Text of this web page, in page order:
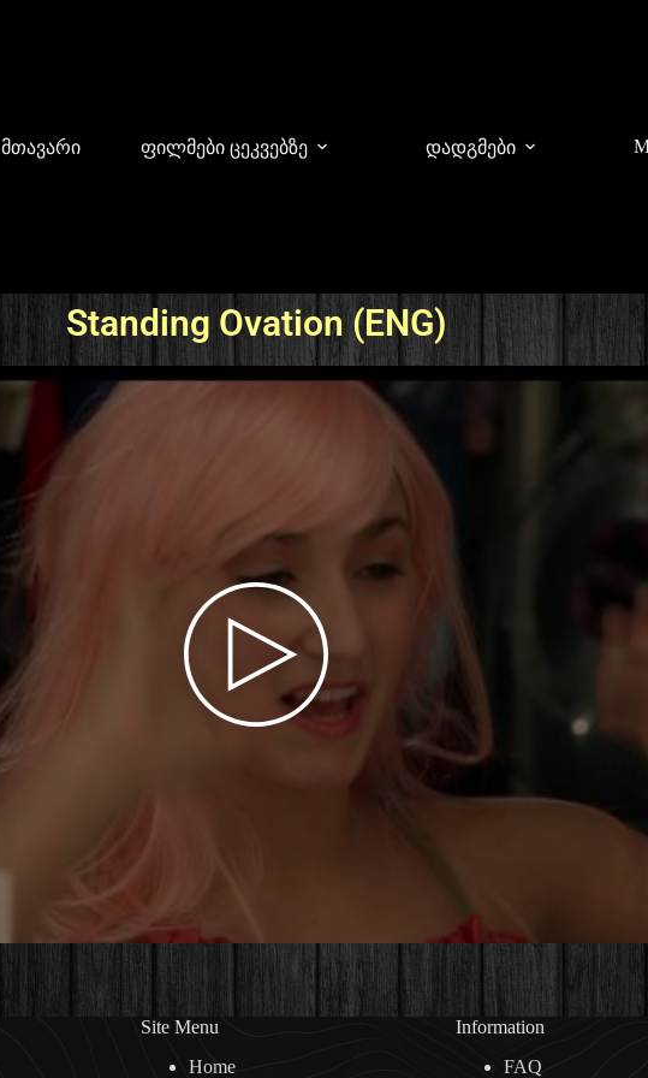
მთავარი ფილმები ცეკვებზე დადგმები
Standing Ovation (ENG)
Site Menu
Home
Information
FAQ